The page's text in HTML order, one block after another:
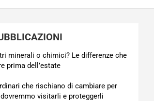
minerali o chimici? Le differenze che
prima dell’estate
che rischiano di cambiare per
visitarli e proteggerli